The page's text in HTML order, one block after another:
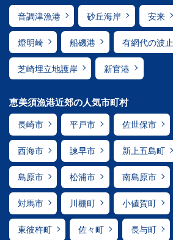
音調津漁港 砂丘海岸 安来
燈明崎 船磯港 有網代の波止
芝崎埋立地護岸 新官港
恵美須漁港近郊の人気市町村
長崎市 平戸市 佐世保市
西海市 諫早市 新上五島町
島原市 松浦市 南島原市
対馬市 川棚町 小値賀町
東彼杵町 佐々町 長与町